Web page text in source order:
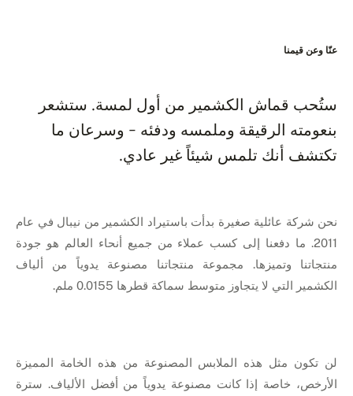
عنّا وعن قيمنا
ستُحب قماش الكشمير من أول لمسة. ستشعر
بنعومته الرقيقة وملمسه ودفئه - وسرعان ما
تكتشف أنك تلمس شيئاً غير عادي.
نحن شركة عائلية صغيرة بدأت باستيراد الكشمير من نيبال في عام
2011. ما دفعنا إلى كسب عملاء من جميع أنحاء العالم هو جودة
منتجاتنا وتميزها. مجموعة منتجاتنا مصنوعة يدوياً من ألياف
الكشمير التي لا يتجاوز متوسط سماكة قطرها 0.0155 ملم.
لن تكون مثل هذه الملابس المصنوعة من هذه الخامة المميزة
الأرخص، خاصة إذا كانت مصنوعة يدوياً من أفضل الألياف. سترة